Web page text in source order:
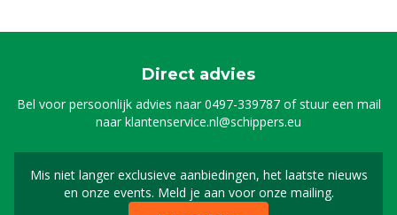
Direct advies
Bel voor persoonlijk advies naar0497-339787of stuur een mail
naarklantenservice.nl@schippers.eu
Mis niet langer exclusieve aanbiedingen, het laatste nieuws
en onze events. Meld je aan voor onze mailing.
Schrijf je in voor onze